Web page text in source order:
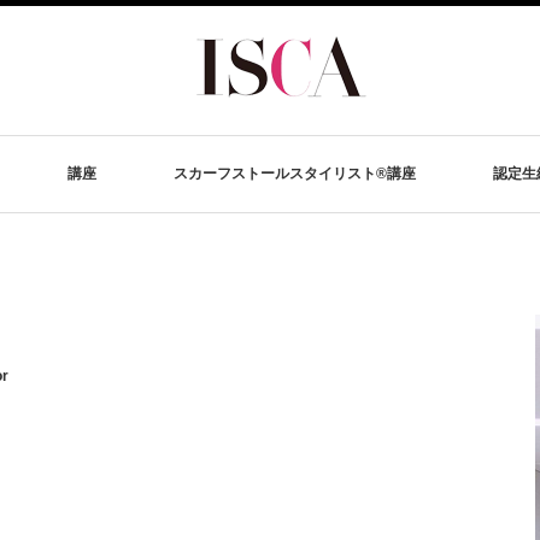
講座 スカーフストールスタイリスト®講座 認定生